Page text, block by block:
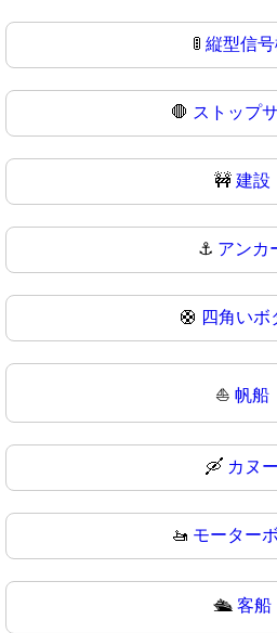
🚦 縦型信
🛑 ストップ
🚧 建設
⚓ アンカ
🛟 四角いボ
⛵ 帆船
🛶 カヌー
🚤 モーター
🛳️ 客船